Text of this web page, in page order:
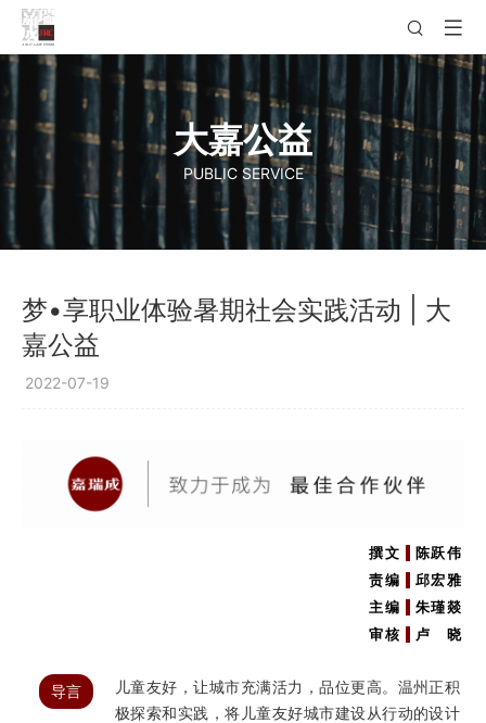
大嘉公益
PUBLIC SERVICE
梦•享职业体验暑期社会实践活动 | 大
嘉公益
2022-07-19
撰文
陈跃伟
责编
邱宏雅
主编
朱瑾燚
审核
卢 晓
导言
儿童友好，让城市充满活力，品位更高。温州正积
极探索和实践，将儿童友好城市建设从行动的设计